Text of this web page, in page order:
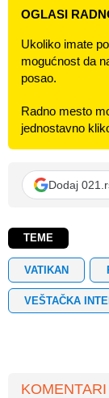
OGLASI
Ukoliko imate
mogućnost da
posao.
Radno mesto
jednostavno
Dodaj
TEME
VATIKAN
VEŠTAČKA
KOMENTARI